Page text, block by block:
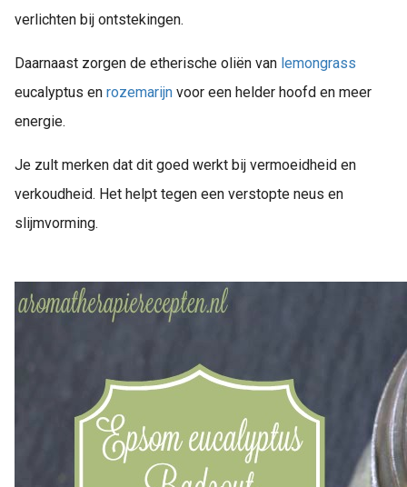
verlichten bij ontstekingen.
Daarnaast zorgen de etherische oliën van lemongrass
eucalyptus en rozemarijn voor een helder hoofd en meer
energie.
Je zult merken dat dit goed werkt bij vermoeidheid en
verkoudheid. Het helpt tegen een verstopte neus en
slijmvorming.